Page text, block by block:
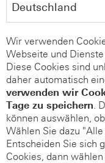
Wir verwenden
Webseite und
Diese Cookies sind
daher automatisch
verwenden wir
Tage zu speichern.
können auswählen,
Wählen Sie dazu
Entscheiden Sie sich
Cookies, dann